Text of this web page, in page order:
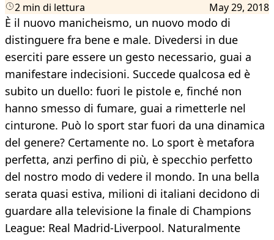
2 min di lettura May 29, 2018
È il nuovo manicheismo, un nuovo modo di
distinguere fra bene e male. Divedersi in due
eserciti pare essere un gesto necessario, guai a
manifestare indecisioni. Succede qualcosa ed è
subito un duello: fuori le pistole e, finché non
hanno smesso di fumare, guai a rimetterle nel
cinturone. Può lo sport star fuori da una dinamica
del genere? Certamente no. Lo sport è metafora
perfetta, anzi perfino di più, è specchio perfetto
del nostro modo di vedere il mondo. In una bella
serata quasi estiva, milioni di italiani decidono di
guardare alla televisione la finale di Champions
League: Real Madrid-Liverpool. Naturalmente